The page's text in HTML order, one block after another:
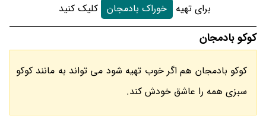
برای تهیه خوراک بادمجان کلیک کنید
کوکو بادمجان
کوکو بادمجان هم اگر خوب تهیه شود می تواند به مانند کوکو
سبزی همه را عاشق خودش کند.